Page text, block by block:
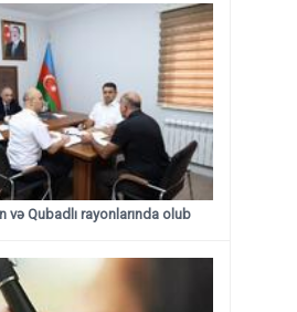
və Qubadlı rayonlarında olub